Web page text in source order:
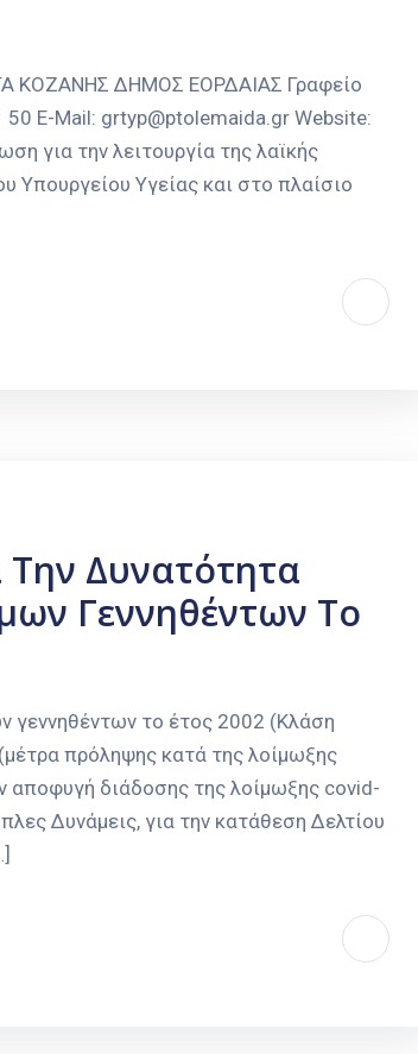
ΚΟΖΑΝΗΣ ΔΗΜΟΣ ΕΟΡΔΑΙΑΣ Γραφείο
E-Mail: grtyp@ptolemaida.gr Website:
για την λειτουργία της λαϊκής
Υπουργείου Υγείας και στο πλαίσιο
Την Δυνατότητα
Γεννηθέντων Το
γεννηθέντων το έτος 2002 (Κλάση
πρόληψης κατά της λοίμωξης
διάδοσης της λοίμωξης covid-
Δυνάμεις, για την κατάθεση Δελτίου